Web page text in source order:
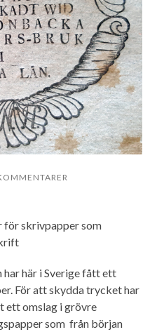
för skrivpapper som
här i Sverige fått ett
För att skydda trycket har
ett omslag i grövre
som från början